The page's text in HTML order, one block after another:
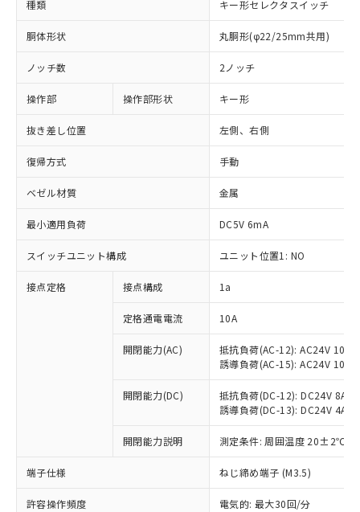
種類 キー形セレクタスイッチ
胴体形状 丸胴形(φ22/25mm共用)
ノッチ数 2ノッチ
操作部 操作部形状 キー形
抜き差し位置 左側、右側
復帰方式 手動
ベゼル材質 金属
最小適用負荷 DC5V 6mA
スイッチユニット構成 ユニット位置1: NO
接点定格 接点構成 1a
定格通電電流 10A
開閉能力(AC)
抵抗負荷(AC-12): AC24V 10A/
誘導負荷(AC-15): AC24V
開閉能力(DC)
抵抗負荷(DC-12): DC24V 8A/
誘導負荷(DC-13): DC24V 4A/
開閉能力説明 測定条件: 周囲温度 20±2℃、
端子仕様 ねじ締め端子 (M3.5)
許容操作頻度
電気的: 最大30回/分
ご利用条件
※1 対応状況
対応済み：EU RoHS指令（10物質）の
非含有に対応した製品が提供可能な商品で
有に対応した製品に切り替える予定のある
商品です。
対応予定なし：EU RoHS指令（10物質）の
非含有に非対応の商品で、対応品を出す予